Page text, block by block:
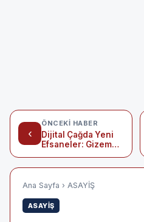
‹
ÖNCEKI HABER
Dijital Çağda Yeni
Efsaneler: Gizem
Ana Sayfa › ASAYİŞ
ASAYİŞ